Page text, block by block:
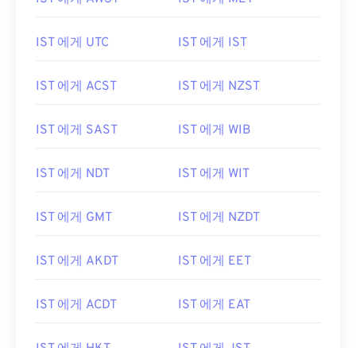
IST 에게 UTC IST 에게 IST
IST 에게 ACST IST 에게 NZST
IST 에게 SAST IST 에게 WIB
IST 에게 NDT IST 에게 WIT
IST 에게 GMT IST 에게 NZDT
IST 에게 AKDT IST 에게 EET
IST 에게 ACDT IST 에게 EAT